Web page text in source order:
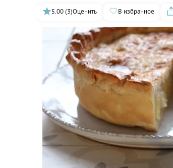
5.00 (3)Оценить В избранное